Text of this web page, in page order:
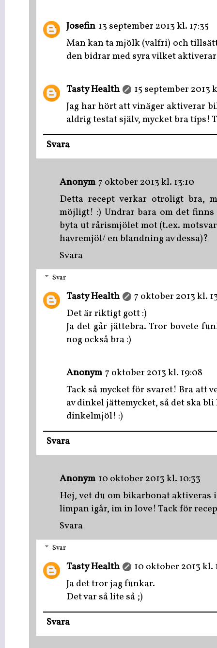
Josefin 13 september 2013 kl. 17:35
Man kan ta mjölk (valfri) och
den bidrar med syra vilket
Tasty Health
15 september 2013
Jag har hört att vinäger aktiverar
aldrig testat själv, mycket bra tips!
Svara
Anonym 7 oktober 2013 kl. 13:10
Detta recept verkar otroligt bra,
möjligt! :) Undrar bara om det
byta ut rårismjölet mot (t.ex.
havremjöl/ en blandning av dessa)?
Svara
Svar
Tasty Health
7 oktober 2013 kl.
Det är riktigt gott :)
Ja det går jättebra. Tror bovete
nog också bra :)
Anonym 7 oktober 2013 kl. 19:08
Tack så mycket för svaret! Bra att
av dinkel jättemycket, så det ska
dinkelmjöl! :)
Svara
Anonym 10 oktober 2013 kl. 10:33
Hej, vet du om bikarbonat
limpan igår, im in love! Tack för
Svara
Svar
Tasty Health
10 oktober 2013 kl.
Ja det tror jag funkar.
Det var så lite så ;)
Svara